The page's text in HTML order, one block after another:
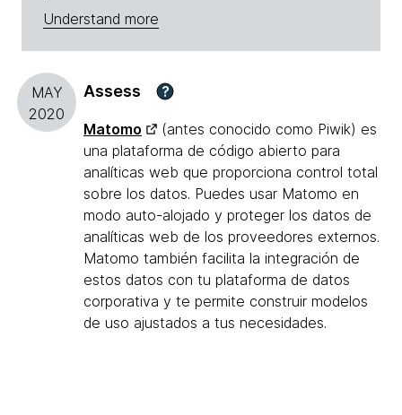
Understand more
MAY
2020
Assess ?
Matomo
(antes conocido como Piwik) es
una plataforma de código abierto para
analíticas web que proporciona control total
sobre los datos. Puedes usar Matomo en
modo auto-alojado y proteger los datos de
analíticas web de los proveedores externos.
Matomo también facilita la integración de
estos datos con tu plataforma de datos
corporativa y te permite construir modelos
de uso ajustados a tus necesidades.